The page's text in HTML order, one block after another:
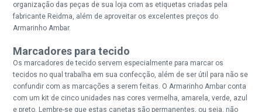
organização das peças de sua loja com as etiquetas criadas pela
fabricante Reidma, além de aproveitar os excelentes preços do
Armarinho Ambar.
Marcadores para tecido
Os marcadores de tecido servem especialmente para marcar os
tecidos no qual trabalha em sua confecção, além de ser útil para não se
confundir com as marcações a serem feitas. O Armarinho Ambar conta
com um kit de cinco unidades nas cores vermelha, amarela, verde, azul
e preto. Lembre-se que estas canetas são permanentes, ou seja, não